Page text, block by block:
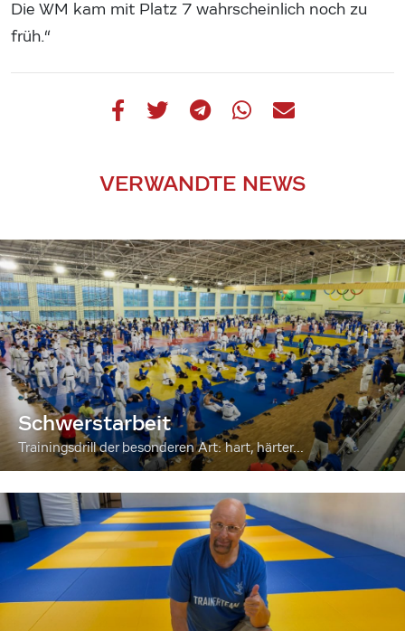
Die WM kam mit Platz 7 wahrscheinlich noch zu
früh.“
VERWANDTE NEWS
Schwerstarbeit
Trainingsdrill der besonderen Art: hart, härter...